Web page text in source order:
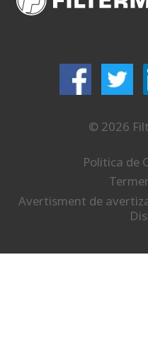
© 2026
Politica de
Avertisment de